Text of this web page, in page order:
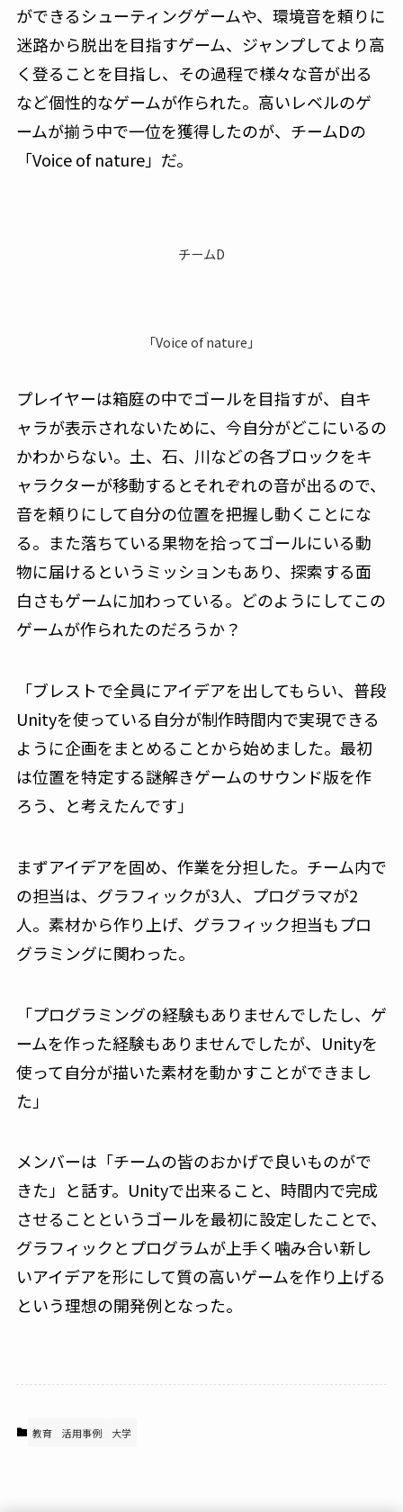
ができるシューティングゲームや、環境音を頼りに
迷路から脱出を目指すゲーム、ジャンプしてより高
く登ることを目指し、その過程で様々な音が出る
など個性的なゲームが作られた。高いレベルのゲ
ームが揃う中で一位を獲得したのが、チームDの
「Voice of nature」だ。
チームD
「Voice of nature」
プレイヤーは箱庭の中でゴールを目指すが、自キ
ャラが表示されないために、今自分がどこにいるの
かわからない。土、石、川などの各ブロックをキ
ャラクターが移動するとそれぞれの音が出るので、
音を頼りにして自分の位置を把握し動くことにな
る。また落ちている果物を拾ってゴールにいる動
物に届けるというミッションもあり、探索する面
白さもゲームに加わっている。どのようにしてこの
ゲームが作られたのだろうか？
「ブレストで全員にアイデアを出してもらい、普段
Unityを使っている自分が制作時間内で実現できる
ように企画をまとめることから始めました。最初
は位置を特定する謎解きゲームのサウンド版を作
ろう、と考えたんです」
まずアイデアを固め、作業を分担した。チーム内で
の担当は、グラフィックが3人、プログラマが2
人。素材から作り上げ、グラフィック担当もプロ
グラミングに関わった。
「プログラミングの経験もありませんでしたし、ゲ
ームを作った経験もありませんでしたが、Unityを
使って自分が描いた素材を動かすことができまし
た」
メンバーは「チームの皆のおかげで良いものがで
きた」と話す。Unityで出来ること、時間内で完成
させることというゴールを最初に設定したことで、
グラフィックとプログラムが上手く噛み合い新し
いアイデアを形にして質の高いゲームを作り上げる
という理想の開発例となった。
教育 活用事例 大学